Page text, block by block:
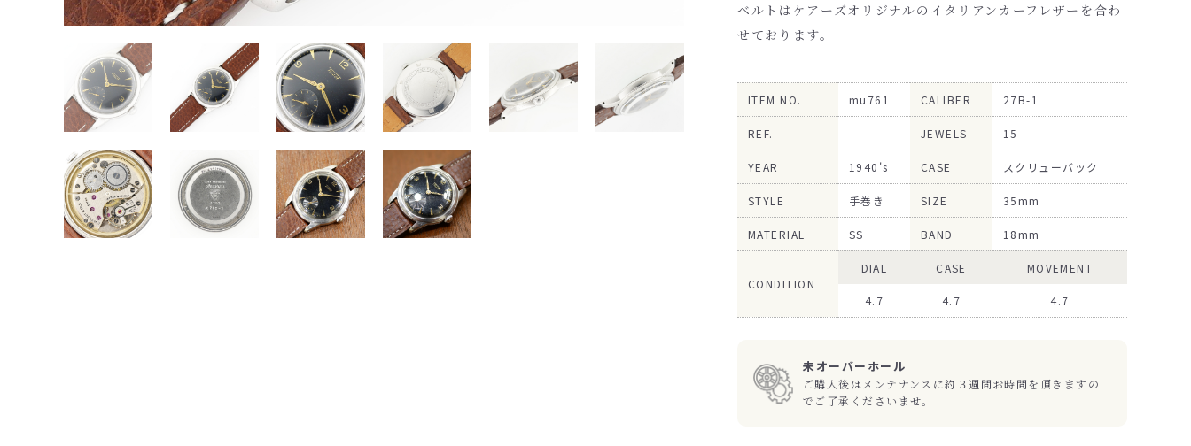
ベルトはケアーズオリジナルのイタリアンカーフレザーを合わ
せております。
ITEM NO. mu761 CALIBER 27B-1
REF. JEWELS 15
YEAR 1940's CASE スクリューバック
STYLE 手巻き SIZE 35mm
MATERIAL SS BAND 18mm
CONDITION
DIAL CASE MOVEMENT
4.7 4.7 4.7
未オーバーホール
ご購入後はメンテナンスに約３週間お時間を頂きますの
でご了承くださいませ。